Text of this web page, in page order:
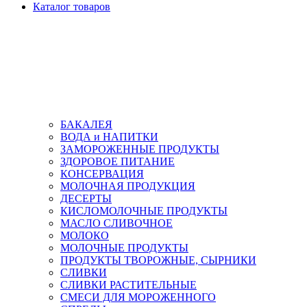
Каталог товаров
БАКАЛЕЯ
ВОДА и НАПИТКИ
ЗАМОРОЖЕННЫЕ ПРОДУКТЫ
ЗДОРОВОЕ ПИТАНИЕ
КОНСЕРВАЦИЯ
МОЛОЧНАЯ ПРОДУКЦИЯ
ДЕСЕРТЫ
КИСЛОМОЛОЧНЫЕ ПРОДУКТЫ
МАСЛО СЛИВОЧНОЕ
МОЛОКО
МОЛОЧНЫЕ ПРОДУКТЫ
ПРОДУКТЫ ТВОРОЖНЫЕ, СЫРНИКИ
СЛИВКИ
СЛИВКИ РАСТИТЕЛЬНЫЕ
СМЕСИ ДЛЯ МОРОЖЕННОГО